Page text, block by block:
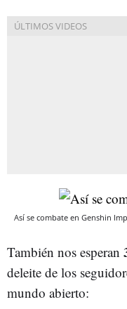
Así se combate en Genshin
También nos esperan
deleite de los
mundo abierto: